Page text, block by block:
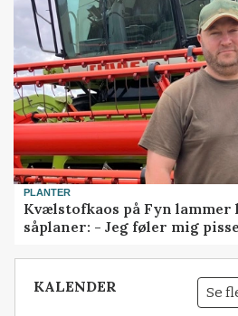
PLANTER
Kvælstofkaos på Fyn lammer
såplaner: - Jeg føler mig
KALENDER Se